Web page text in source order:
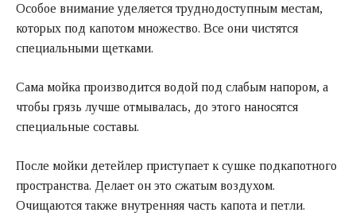
Особое внимание уделяется труднодоступным местам,
которых под капотом множество. Все они чистятся
специальными щетками.
Сама мойка производится водой под слабым напором, а
чтобы грязь лучше отмывалась, до этого наносятся
специальные составы.
После мойки детейлер приступает к сушке подкапотного
пространства. Делает он это сжатым воздухом.
Очищаются также внутренняя часть капота и петли.